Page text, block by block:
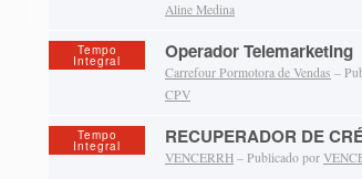
Aline Medina
Tempo
Integral Operador Telemarketing
Carrefour Pormotora de Vendas –
CPV
Tempo
Integral RECUPERADOR DE
VENCERRH – Publicado por